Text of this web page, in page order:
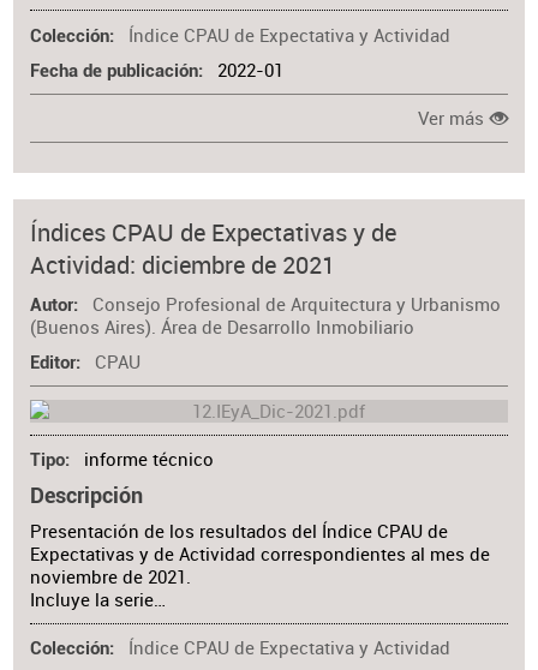
Colección Índice CPAU de Expectativa y Actividad
Fecha de publicación 2022-01
Ver más
Índices CPAU de Expectativas y de
Actividad: diciembre de 2021
Autor
Consejo Profesional de Arquitectura y Urbanismo
(Buenos Aires). Área de Desarrollo Inmobiliario
Editor CPAU
Tipo informe técnico
Descripción
Presentación de los resultados del Índice CPAU de
Expectativas y de Actividad correspondientes al mes de
noviembre de 2021.
Incluye la serie…
Colección Índice CPAU de Expectativa y Actividad